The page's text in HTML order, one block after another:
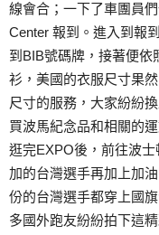
線會合；一下了車團員
Center 報到。進入到報
到BIB號碼牌，接著便
衫，美國的衣服尺寸果
尺寸的服務，大家紛紛
買波馬紀念品和相關的運
逛完EXPO後，前往波
加的台灣選手再加上加
份的台灣選手都穿上國
多國外跑友紛紛拍下這